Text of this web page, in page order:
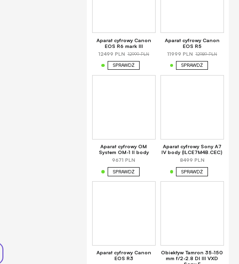
Aparat cyfrowy Canon
EOS R6 mark III
12499 PLN 12999 PLN
SPRAWDŹ
Aparat cyfrowy Canon
EOS R5
11999 PLN 12989 PLN
SPRAWDŹ
Aparat cyfrowy OM
System OM-1 II body
9671 PLN
SPRAWDŹ
Aparat cyfrowy Sony A7
IV body (ILCE7M4B.CEC)
8499 PLN
SPRAWDŹ
Aparat cyfrowy Canon
EOS R3
Obiektyw Tamron 35-150
mm f/2-2.8 DI III VXD